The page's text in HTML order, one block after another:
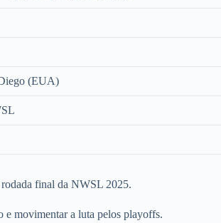
(EUA)
final da NWSL 2025.
e movimentar a luta pelos playoffs.